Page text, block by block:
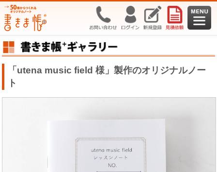
「utena music field 様」製作のオリジナルノー
ト